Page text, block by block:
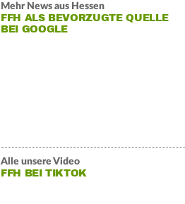
Mehr News aus Hessen
FFH ALS BEVORZUGTE QUELLE
BEI GOOGLE
Alle unsere Video
FFH BEI TIKTOK